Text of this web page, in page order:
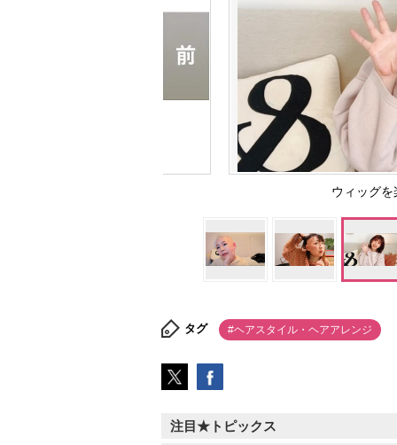
ウィッグ
タグ #ヘアスタイル・ヘアアレンジ
注目★トピックス